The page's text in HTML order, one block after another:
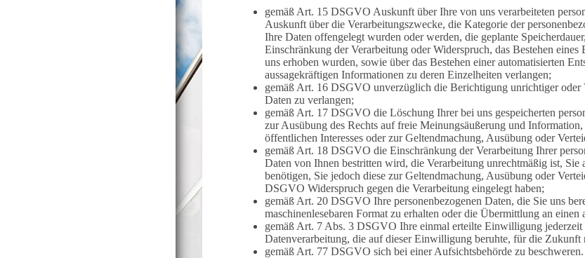
gemäß Art. 15 DSGVO Auskunft über Ihre von uns verarbeiteten
Auskunft über die Verarbeitungszwecke, die Kategorie der
Ihre Daten offengelegt wurden oder werden, die geplante
Einschränkung der Verarbeitung oder Widerspruch, das Bestehen
uns erhoben wurden, sowie über das Bestehen einer automatisierten
aussagekräftigen Informationen zu deren Einzelheiten verlangen;
gemäß Art. 16 DSGVO unverzüglich die Berichtigung unrichtiger oder
Daten zu verlangen;
gemäß Art. 17 DSGVO die Löschung Ihrer bei uns gespeicherten
zur Ausübung des Rechts auf freie Meinungsäußerung und
öffentlichen Interesses oder zur Geltendmachung, Ausübung oder
gemäß Art. 18 DSGVO die Einschränkung der Verarbeitung Ihrer
Daten von Ihnen bestritten wird, die Verarbeitung unrechtmäßig ist,
benötigen, Sie jedoch diese zur Geltendmachung, Ausübung oder
DSGVO Widerspruch gegen die Verarbeitung eingelegt haben;
gemäß Art. 20 DSGVO Ihre personenbezogenen Daten, die Sie uns
maschinenlesebaren Format zu erhalten oder die Übermittlung an
gemäß Art. 7 Abs. 3 DSGVO Ihre einmal erteilte Einwilligung
Datenverarbeitung, die auf dieser Einwilligung beruhte, für die
gemäß Art. 77 DSGVO sich bei einer Aufsichtsbehörde zu beschweren.